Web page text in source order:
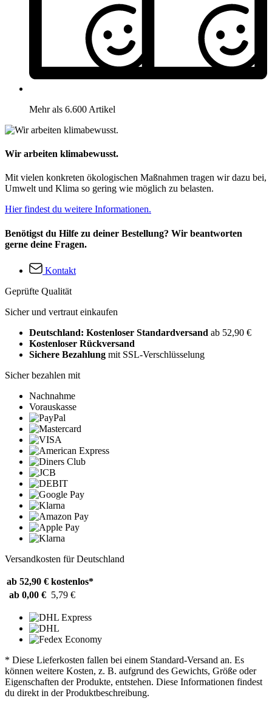
Mehr als 6.600 Artikel
Wir arbeiten klimabewusst.
Mit vielen konkreten ökologischen Maßnahmen tragen wir dazu bei,
Umwelt und Klima so gering wie möglich zu belasten.
Hier findest du weitere Informationen.
Benötigst du Hilfe zu deiner Bestellung? Wir beantworten
gerne deine Fragen.
Kontakt
Geprüfte Qualität
Sicher und vertraut einkaufen
Deutschland: Kostenloser Standardversand ab 52,90 €
Kostenloser Rückversand
Sichere Bezahlung mit SSL-Verschlüsselung
Sicher bezahlen mit
Nachnahme
Vorauskasse
Versandkosten für Deutschland
ab 52,90 € kostenlos*
ab 0,00 € 5,79 €
* Diese Lieferkosten fallen bei einem Standard-Versand an. Es
können weitere Kosten, z. B. aufgrund des Gewichts, Größe oder
Eigenschaften der Produkte, entstehen. Diese Informationen findest
du direkt in der Produktbeschreibung.